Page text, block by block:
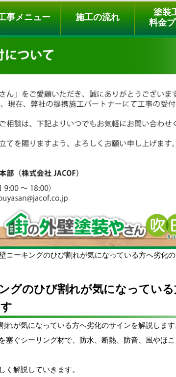
料金プラン 無料点検
事メニュー 施工の流れ
塗装
料金
コーキングのひび割れが気になっている方へ劣化
グのひび割れが気になってい
れが気になっている方へ劣化のサインを解説します
塞ぐシーリング材で、防水、断熱、防音、風やほ
く解説していきます。